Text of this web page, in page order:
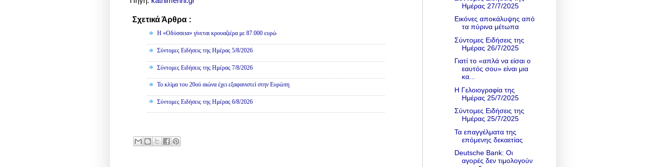
Σχετικά Άρθρα :
Η «Οδύσσεια» γίνεται κρουαζιέρα με 87.000 ευρώ
Σύντομες Ειδήσεις της Ημέρας 5/8/2026
Σύντομες Ειδήσεις της Ημέρας 7/8/2026
Το κλίμα του 20ού αιώνα έχει εξαφανιστεί στην Ευρώπη
Σύντομες Ειδήσεις της Ημέρας 6/8/2026
Ημέρας 27/7/2025
Εικόνες αποκάλυψης από
τα πύρινα μέτωπα
Σύντομες Ειδήσεις της
Ημέρας 26/7/2025
Γιατί το «απλά να είσαι ο
εαυτός σου» είναι μια
κα...
Η Γελοιογραφία της
Ημέρας 25/7/2025
Σύντομες Ειδήσεις της
Ημέρας 25/7/2025
Τα επαγγέλματα της
επόμενης δεκαετίας
Deutsche Bank: Οι
αγορές δεν τιμολογούν